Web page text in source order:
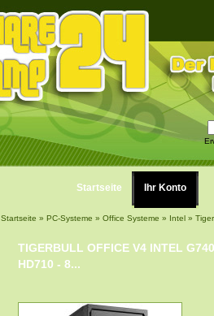
Startseite Ihr Konto
Startseite » PC-Systeme » Office Systeme » Intel »
TIGERBULL OFFICE V4 INTEL
HD710 - 8...